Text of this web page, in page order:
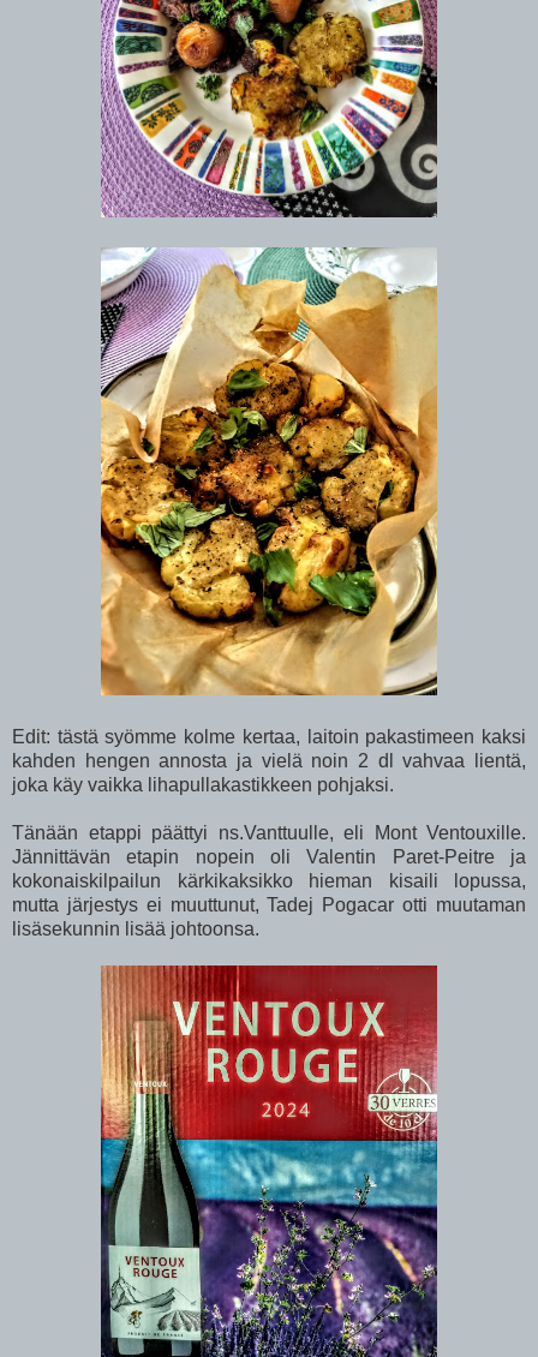
Edit: tästä syömme kolme kertaa, laitoin pakastimeen kaksi
kahden hengen annosta ja vielä noin 2 dl vahvaa lientä,
joka käy vaikka lihapullakastikkeen pohjaksi.
Tänään etappi päättyi ns.Vanttuulle, eli Mont Ventouxille.
Jännittävän etapin nopein oli Valentin Paret-Peitre ja
kokonaiskilpailun kärkikaksikko hieman kisaili lopussa,
mutta järjestys ei muuttunut, Tadej Pogacar otti muutaman
lisäsekunnin lisää johtoonsa.